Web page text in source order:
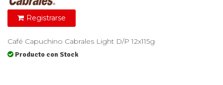
Registrarse
Café Capuchino Cabrales Light D/P 12x115g
Producto con Stock